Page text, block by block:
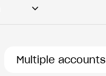
Multiple accounts